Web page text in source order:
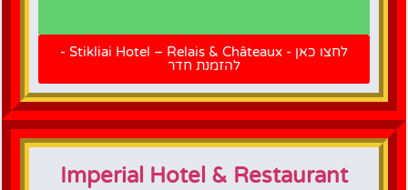
להזמנת
חדר
לחצו כאן - Stikliai Hotel – Relais & Châteaux -
להזמנת חדר
Imperial Hotel & Restaurant